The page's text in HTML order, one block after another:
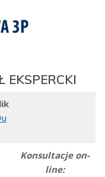
EKSPERCKI
Konsultacje on-
line: